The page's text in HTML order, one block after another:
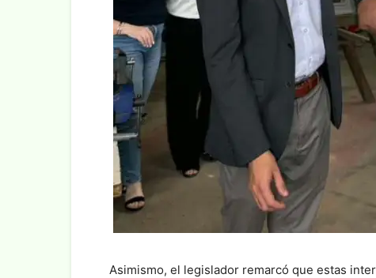
Asimismo, el legislador remarcó que estas